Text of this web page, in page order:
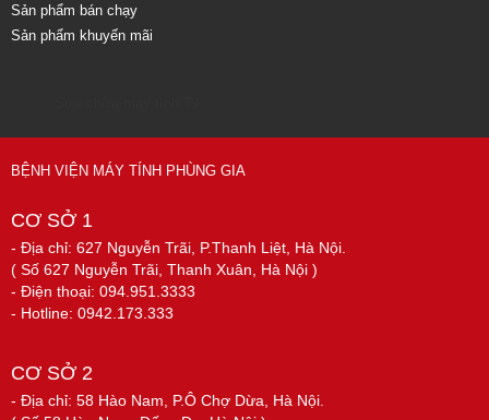
Sản phẩm bán chạy
Sản phẩm khuyến mãi
BỆNH VIỆN MÁY TÍNH PHÙNG GIA
CƠ SỞ 1
- Địa chỉ: 627 Nguyễn Trãi, P.Thanh Liệt, Hà Nội.
( Số 627 Nguyễn Trãi, Thanh Xuân, Hà Nội )
- Điện thoại: 094.951.3333
- Hotline: 0942.173.333
CƠ SỞ 2
- Địa chỉ: 58 Hào Nam, P.Ô Chợ Dừa, Hà Nội.